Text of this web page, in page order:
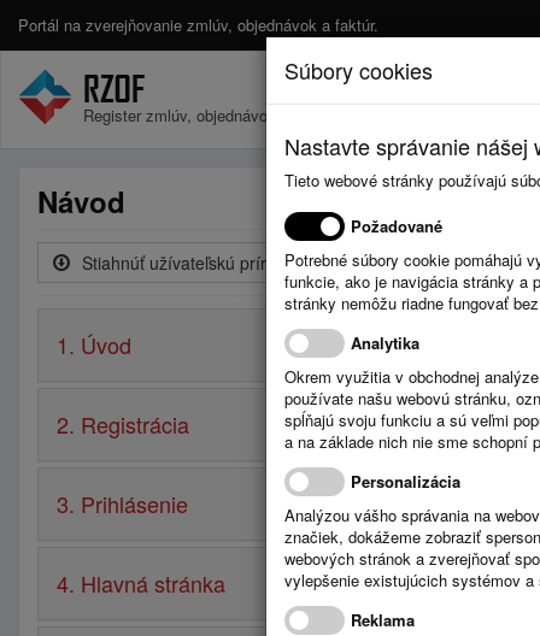
Portál na zverejňovanie zmlúv, objednávok a faktúr.
Register zmlúv, objednávok a faktúr.
Návod
Stiahnúť užívateľskú príručku
1. Úvod
2. Registrácia
3. Prihlásenie
4. Hlavná stránka
Súbory cookies
Nastavte správanie
Tieto webové stránky používajú
Požadované
Potrebné súbory cookie pomáhajú
funkcie, ako je navigácia stránky a
stránky nemôžu riadne fungovať
Analytika
Okrem využitia v obchodnej
používate našu webovú stránku,
spĺňajú svoju funkciu a sú veľmi
a na základe nich nie sme schopní
Personalizácia
Analýzou vášho správania na
značiek, dokážeme zobraziť
webových stránok a zverejňovať
vylepšenie existujúcich systémov
Reklama